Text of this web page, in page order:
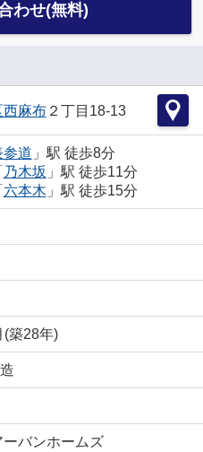
わせ(無料)
西麻布２丁目18-13
参道 」駅 徒歩8分
乃木坂 」駅 徒歩11分
六本木 」駅 徒歩15分
(築28年)
バンホームズ